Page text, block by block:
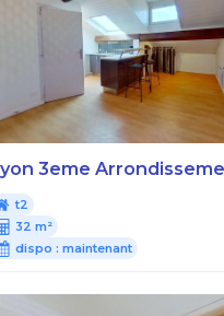
3eme
t2
32 m²
dispo : maintenant